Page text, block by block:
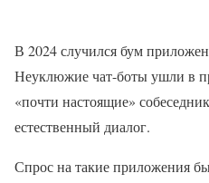
В 2024 случился бум
Неуклюжие чат-боты ушли в
«почти настоящие»
естественный диалог.
Спрос на такие приложения